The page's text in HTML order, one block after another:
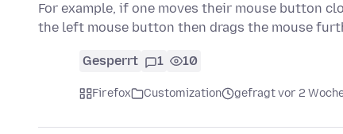
For example, if one moves their mouse button
the left mouse button then drags the mouse
Gesperrt 1 10
Firefox Customization gefragt vor 2